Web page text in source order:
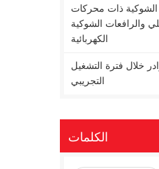
ذات محركات
والرافعات الشوكية
الكهربائية
خلال فترة التشغيل
التجريبي
الكلمات